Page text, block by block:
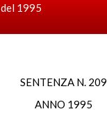
1995
SENTENZA N. 209
ANNO 1995